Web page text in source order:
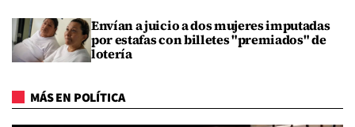
Envían a juicio a dos mujeres imputadas
por estafas con billetes "premiados" de
lotería
MÁS EN POLÍTICA